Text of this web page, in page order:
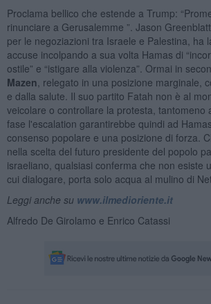
Proclama bellico che estende a Trump:
rinunciare a Gerusalemme ”. Jason
per le negoziazioni tra Israele e Palestina, ha
accuse incolpando a sua volta Hamas di
ostile” e “istigare alla violenza”. Ormai in
Mazen , relegato in una posizione marginale,
e dalla salute. Il suo partito Fatah non è al
veicolare o controllare la protesta, tantomeno
fase l'escalation garantirebbe quindi ad
consenso popolare e una posizione di forza.
nella scelta del futuro presidente del popolo
israeliano, qualsiasi conferma che non esiste
cui dialogare, porta solo acqua al mulino di
Leggi anche su www.ilmedioriente.it
Alfredo De Girolamo e Enrico Catassi